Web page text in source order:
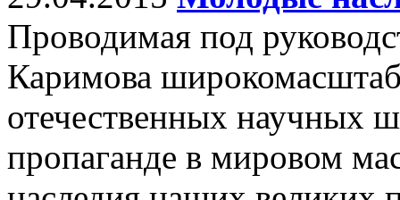
Проводимая под
Каримова
отечественных научных
пропаганде в мировом